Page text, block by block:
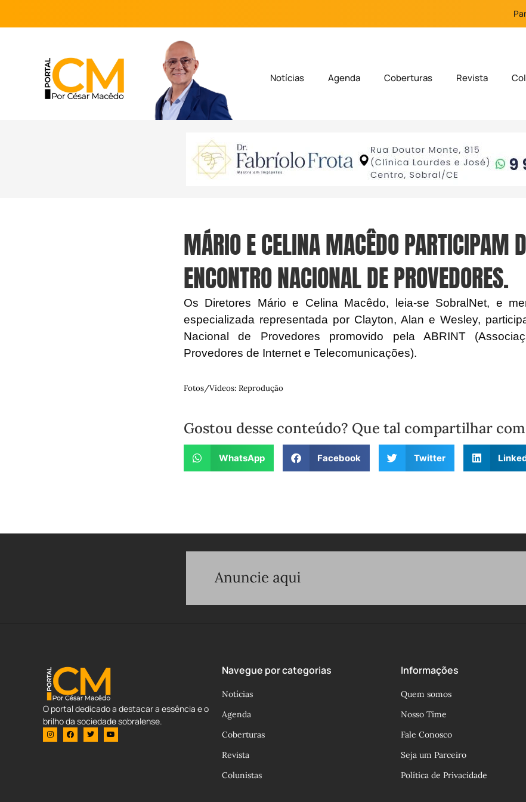
Notícias Agenda Coberturas Revista
MÁRIO E CELINA MACÊDO PARTICIPAM
ENCONTRO NACIONAL DE PROVEDORES.
Os Diretores Mário e Celina Macêdo, leia-se SobralNet, e
especializada representada por Clayton, Alan e Wesley,
Nacional de Provedores promovido pela ABRINT
Provedores de Internet e Telecomunicações).
Fotos/Vídeos: Reprodução
Gostou desse conteúdo? Que tal compartilhar com
WhatsApp Facebook Twitter
O portal dedicado a destacar a essência e o
brilho da sociedade sobralense.
Navegue por categorias
Notícias
Agenda
Coberturas
Revista
Colunistas
Informações
Quem somos
Nosso Time
Fale Conosco
Seja um Parceiro
Política de Privacidade